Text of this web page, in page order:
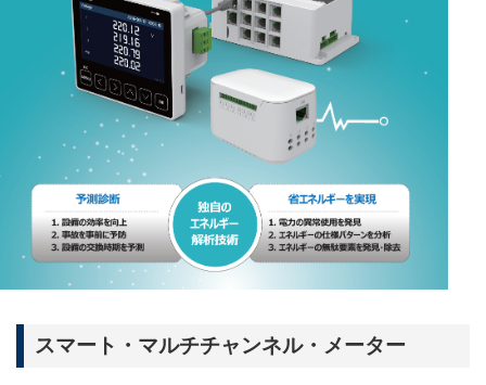
スマート・マルチチャンネル・メーター